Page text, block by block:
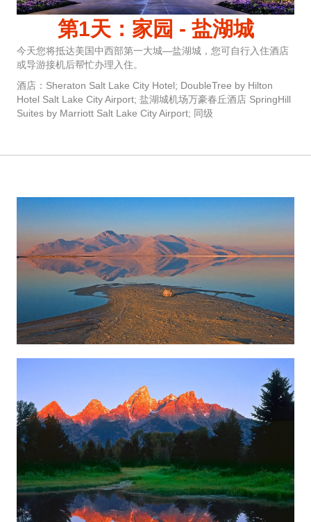
第1天：家园 - 盐湖城
今天您将抵达美国中西部第一大城—盐湖城，您可自行入住酒店
或导游接机后帮忙办理入住。
酒店：Sheraton Salt Lake City Hotel; DoubleTree by Hilton
Hotel Salt Lake City Airport; 盐湖城机场万豪春丘酒店 SpringHill
Suites by Marriott Salt Lake City Airport; 同级